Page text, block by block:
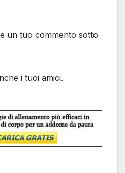
un tuo commento sotto
i tuoi amici.